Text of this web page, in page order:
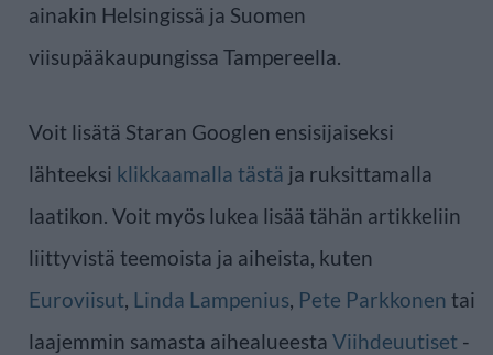
ainakin Helsingissä ja Suomen
viisupääkaupungissa Tampereella.
Voit lisätä Staran Googlen ensisijaiseksi
lähteeksi klikkaamalla tästä ja ruksittamalla
laatikon. Voit myös lukea lisää tähän artikkeliin
liittyvistä teemoista ja aiheista, kuten
Euroviisut, Linda Lampenius, Pete Parkkonen tai
laajemmin samasta aihealueesta Viihdeuutiset -